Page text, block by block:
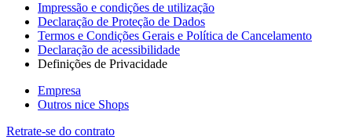
Impressão e condições de utilização
Declaração de Proteção de Dados
Termos e Condições Gerais e Política de Cancelamento
Declaração de acessibilidade
Definições de Privacidade
Empresa
Outros nice Shops
Retrate-se do contrato